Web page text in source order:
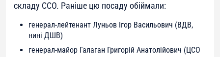
складу ССО. Раніше цю посаду обіймали:
генерал-лейтенант Луньов Ігор Васильович (ВДВ,
нині ДШВ)
генерал-майор Галаган Григорій Анатолійович (ЦСО